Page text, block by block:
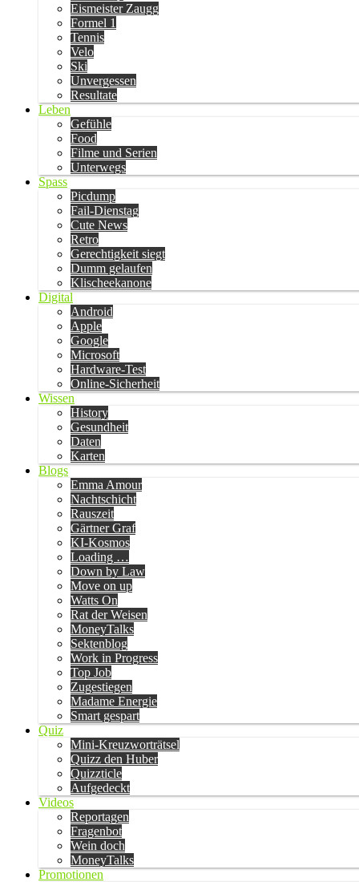
Eismeister Zaugg
Formel 1
Tennis
Velo
Ski
Unvergessen
Resultate
Leben
Gefühle
Food
Filme und Serien
Unterwegs
Spass
Picdump
Fail-Dienstag
Cute News
Retro
Gerechtigkeit siegt
Dumm gelaufen
Klischeekanone
Digital
Android
Apple
Google
Microsoft
Hardware-Test
Online-Sicherheit
Wissen
History
Gesundheit
Daten
Karten
Blogs
Emma Amour
Nachtschicht
Rauszeit
Gärtner Graf
KI-Kosmos
Loading …
Down by Law
Move on up
Watts On
Rat der Weisen
MoneyTalks
Sektenblog
Work in Progress
Top Job
Zugestiegen
Madame Energie
Smart gespart
Quiz
Mini-Kreuzworträtsel
Quizz den Huber
Quizzticle
Aufgedeckt
Videos
Reportagen
Fragenbot
Wein doch
MoneyTalks
Promotionen